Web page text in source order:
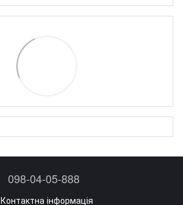
098-04-05-888
Контактна інформація